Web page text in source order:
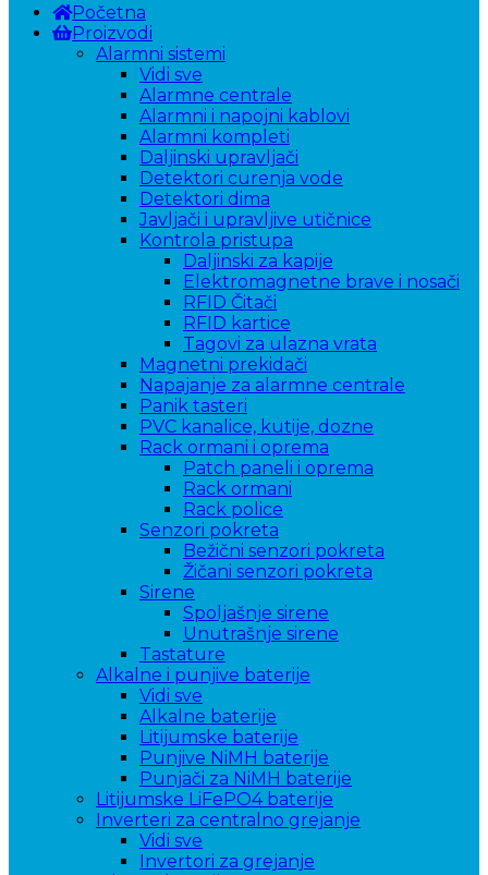
Početna
Proizvodi
Alarmni sistemi
Vidi sve
Alarmne centrale
Alarmni i napojni kablovi
Alarmni kompleti
Daljinski upravljači
Detektori curenja vode
Detektori dima
Javljači i upravljive utičnice
Kontrola pristupa
Daljinski za kapije
Elektromagnetne brave i nosači
RFID Čitači
RFID kartice
Tagovi za ulazna vrata
Magnetni prekidači
Napajanje za alarmne centrale
Panik tasteri
PVC kanalice, kutije, dozne
Rack ormani i oprema
Patch paneli i oprema
Rack ormani
Rack police
Senzori pokreta
Bežični senzori pokreta
Žičani senzori pokreta
Sirene
Spoljašnje sirene
Unutrašnje sirene
Tastature
Alkalne i punjive baterije
Vidi sve
Alkalne baterije
Litijumske baterije
Punjive NiMH baterije
Punjači za NiMH baterije
Litijumske LiFePO4 baterije
Inverteri za centralno grejanje
Vidi sve
Invertori za grejanje